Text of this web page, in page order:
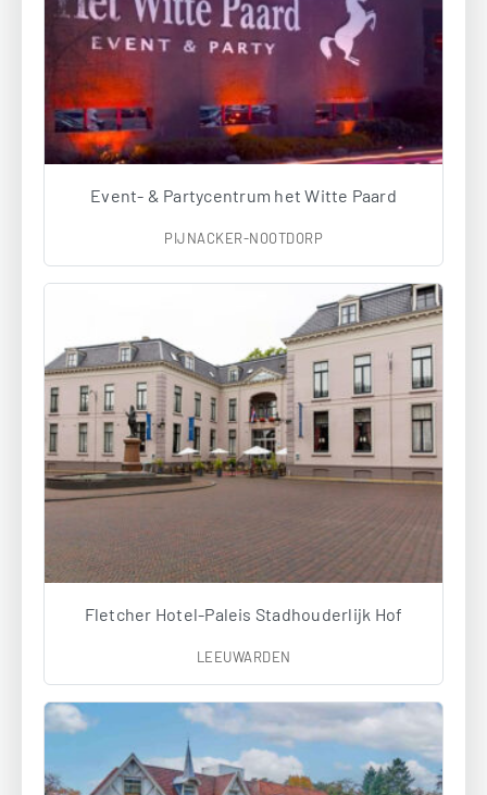
Event- & Partycentrum het Witte Paard
PIJNACKER-NOOTDORP
Fletcher Hotel-Paleis Stadhouderlijk Hof
LEEUWARDEN